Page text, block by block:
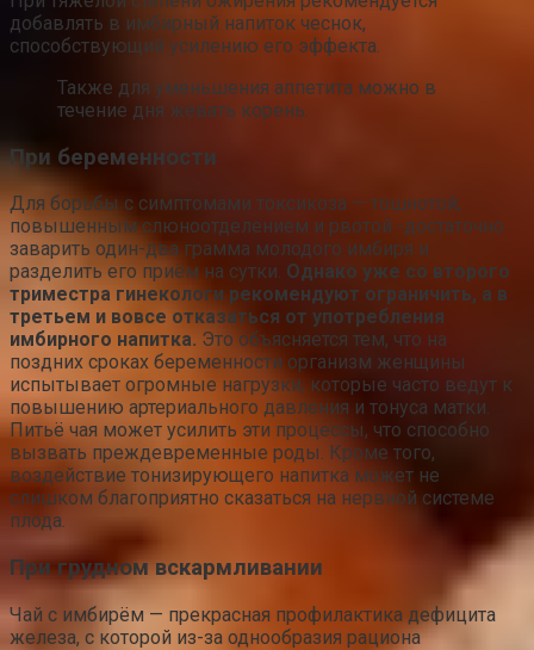
добавлять в имбирный напиток чеснок,
способствующий усилению его эффекта.
Также для уменьшения аппетита можно в
течение дня жевать корень.
При беременности
Для борьбы с симптомами токсикоза — тошнотой,
повышенным слюноотделением и рвотой -достаточно
заварить один-два грамма молодого имбиря и
разделить его приём на сутки. Однако уже со второго
триместра гинекологи рекомендуют ограничить, а в
третьем и вовсе отказаться от употребления
имбирного напитка. Это объясняется тем, что на
поздних сроках беременности организм женщины
испытывает огромные нагрузки, которые часто ведут к
повышению артериального давления и тонуса матки.
Питьё чая может усилить эти процессы, что способно
вызвать преждевременные роды. Кроме того,
воздействие тонизирующего напитка может не
слишком благоприятно сказаться на нервной системе
плода.
При грудном вскармливании
Чай с имбирём — прекрасная профилактика дефицита
железа, с которой из-за однообразия рациона